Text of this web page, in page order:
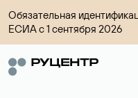
Обязательная
ЕСИА с 1 сентября 2026